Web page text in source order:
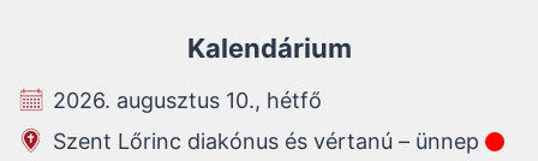
Kalendárium
2026. augusztus 10., hétfő
Szent Lőrinc diakónus és vértanú – ünnep